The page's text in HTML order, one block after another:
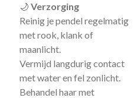
🌙 Verzorging
Reinig je pendel regelmatig
met rook, klank of
maanlicht.
Vermijd langdurig contact
met water en fel zonlicht.
Behandel haar met